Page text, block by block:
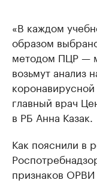
«В каждом
образом
методом ПЦР —
возьмут анализ
главный врач
в РБ Анна Казак.
Как пояснили в
признаков